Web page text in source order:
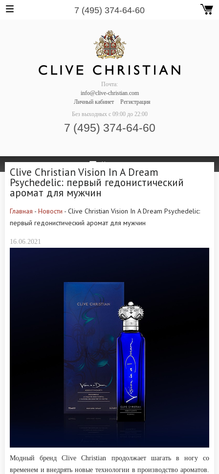
7 (495) 374-64-60
Почта:
info@clive-christian.com
Личный кабинет
Регистрация
Без выходных с 09:00 до 22:00
7 (495) 374-64-60
Навигация
Clive Christian Vision In A Dream
Psychedelic: первый гедонистический
аромат для мужчин
Главная - Новости - Clive Christian Vision In A Dream Psychedelic:
первый гедонистический аромат для мужчин
16.06.2021
Модный бренд Clive Christian продолжает шагать в ногу со
временем и внедрять новые технологии в производство ароматов.